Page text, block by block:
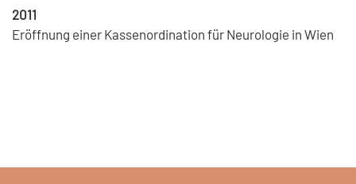
2011
Eröffnung einer Kassenordination für Neurologie in Wien